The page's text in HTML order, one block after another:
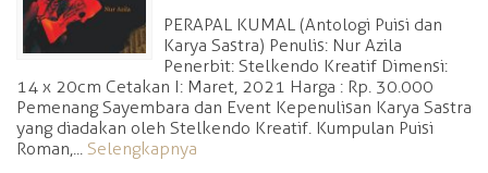
PERAPAL KUMAL (Antologi Puisi dan
Karya Sastra) Penulis: Nur Azila
Penerbit: Stelkendo Kreatif Dimensi:
14 x 20cm Cetakan I: Maret, 2021 Harga : Rp. 30.000
Pemenang Sayembara dan Event Kepenulisan Karya Sastra
yang diadakan oleh Stelkendo Kreatif. Kumpulan Puisi
Roman,... Selengkapnya